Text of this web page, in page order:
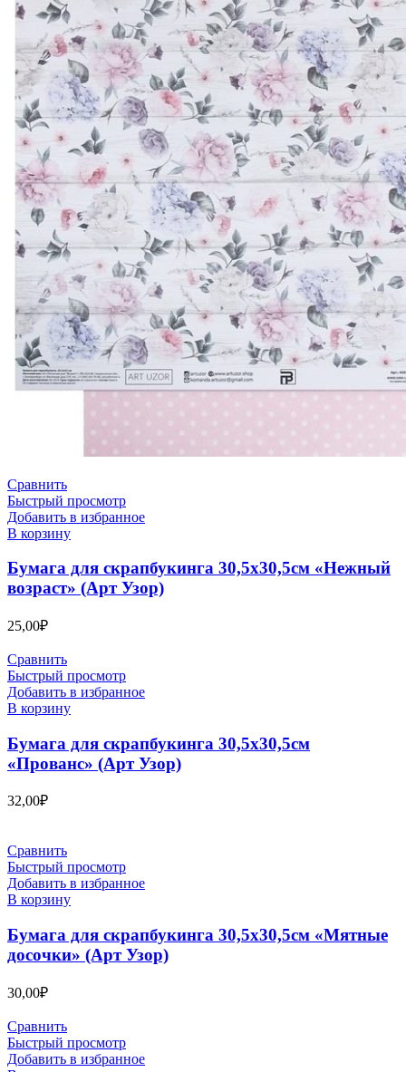
Сравнить
Быстрый просмотр
Добавить в избранное
В корзину
Бумага для скрапбукинга 30,5х30,5см «Нежный
возраст» (Арт Узор)
25,00₽
Сравнить
Быстрый просмотр
Добавить в избранное
В корзину
Бумага для скрапбукинга 30,5х30,5см
«Прованс» (Арт Узор)
32,00₽
Сравнить
Быстрый просмотр
Добавить в избранное
В корзину
Бумага для скрапбукинга 30,5х30,5см «Мятные
досочки» (Арт Узор)
30,00₽
Сравнить
Быстрый просмотр
Добавить в избранное